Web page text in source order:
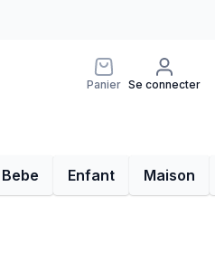
Panier Se connecter
Bebe Enfant Maison